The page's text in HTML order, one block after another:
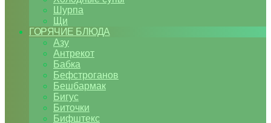
Шурпа
Щи
ГОРЯЧИЕ БЛЮДА
Азу
Антрекот
Бабка
Бефстроганов
Бешбармак
Бигус
Биточки
Бифштекс